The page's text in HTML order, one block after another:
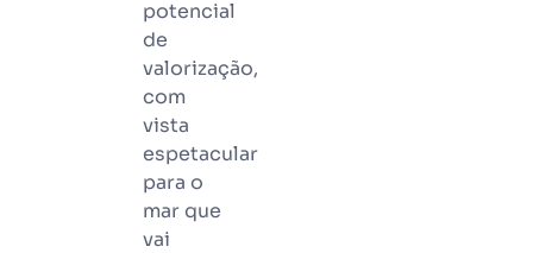
potencial
de
valorização,
com
vista
espetacular
para o
mar que
vai